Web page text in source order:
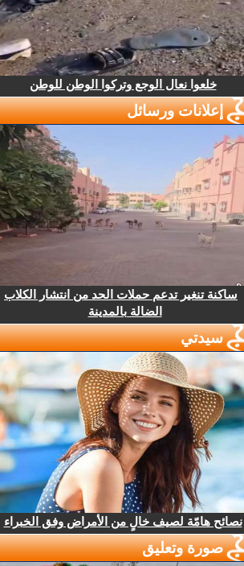
خلعوا نعال الوجع وتركوا الوطن للوطن
إعلانات ورسائل
ساكنة تنغير تدعم حملات الحد من انتشار الكلاب
الضالة بالمدينة
سيدتي
نصائح هامّة لصيف خالٍ من الأمراض وفق الخبراء
صورة وتعليق